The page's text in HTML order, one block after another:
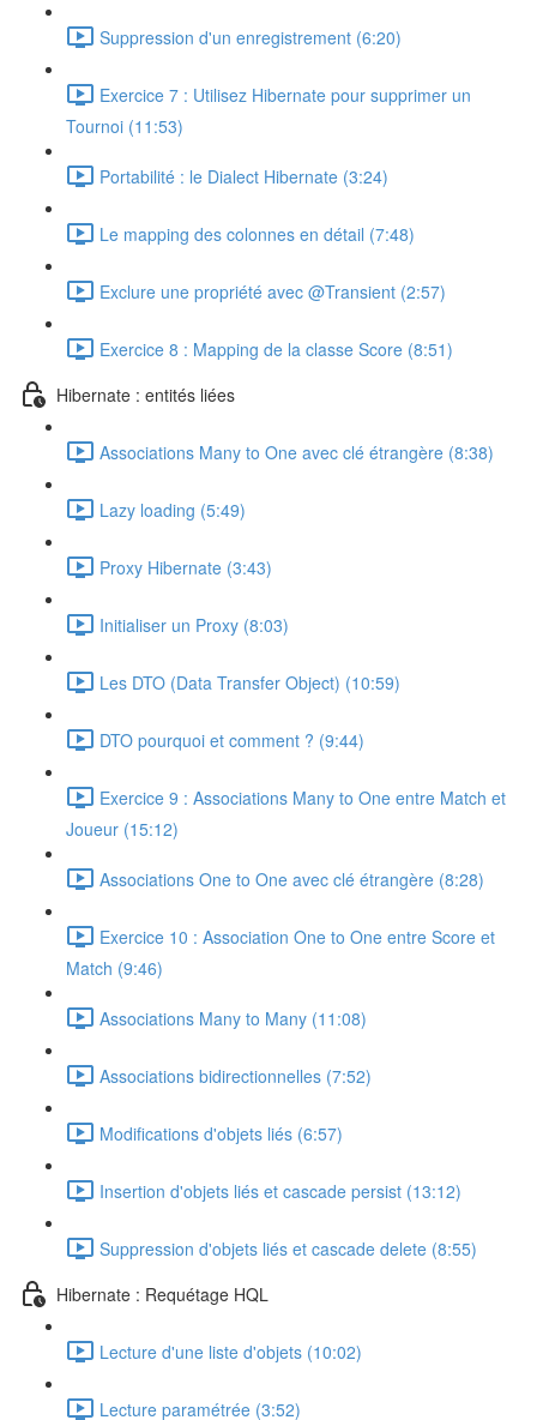
Suppression d'un enregistrement (6:20)
Exercice 7 : Utilisez Hibernate pour supprimer un
Tournoi (11:53)
Portabilité : le Dialect Hibernate (3:24)
Le mapping des colonnes en détail (7:48)
Exclure une propriété avec @Transient (2:57)
Exercice 8 : Mapping de la classe Score (8:51)
Hibernate : entités liées
Associations Many to One avec clé étrangère (8:38)
Lazy loading (5:49)
Proxy Hibernate (3:43)
Initialiser un Proxy (8:03)
Les DTO (Data Transfer Object) (10:59)
DTO pourquoi et comment ? (9:44)
Exercice 9 : Associations Many to One entre Match et
Joueur (15:12)
Associations One to One avec clé étrangère (8:28)
Exercice 10 : Association One to One entre Score et
Match (9:46)
Associations Many to Many (11:08)
Associations bidirectionnelles (7:52)
Modifications d'objets liés (6:57)
Insertion d'objets liés et cascade persist (13:12)
Suppression d'objets liés et cascade delete (8:55)
Hibernate : Requétage HQL
Lecture d'une liste d'objets (10:02)
Lecture paramétrée (3:52)